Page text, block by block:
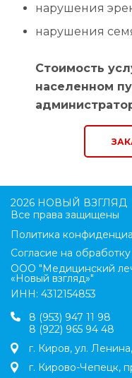
нарушения
нарушения
Стоимость
населенном
2026 НОВЫЙ ВЗГЛЯД
Все права защищены
Политика
Согласие на
ООО "Медицинский
«Новый взгляд»"
ИНН: 4312154853
8 (953) 947 11 98
8 (922) 965 94 48
г. Киров, ул.
г. Кирово-Чепецк,